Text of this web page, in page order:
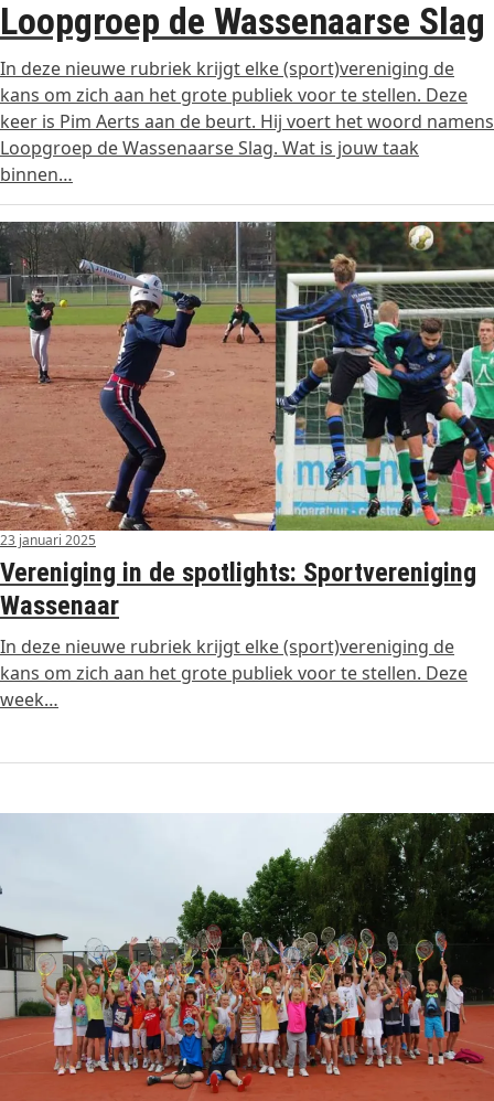
Loopgroep de Wassenaarse Slag
In deze nieuwe rubriek krijgt elke (sport)vereniging de
kans om zich aan het grote publiek voor te stellen. Deze
keer is Pim Aerts aan de beurt. Hij voert het woord namens
Loopgroep de Wassenaarse Slag. Wat is jouw taak
binnen…
23 januari 2025
Vereniging in de spotlights: Sportvereniging
Wassenaar
In deze nieuwe rubriek krijgt elke (sport)vereniging de
kans om zich aan het grote publiek voor te stellen. Deze
week…